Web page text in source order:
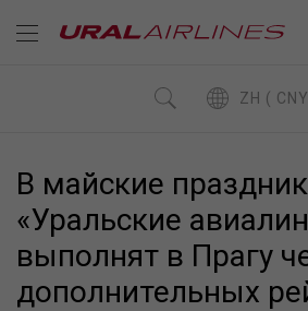
ZH (
В майские
«Уральские
выполнят в Прагу
дополнительных